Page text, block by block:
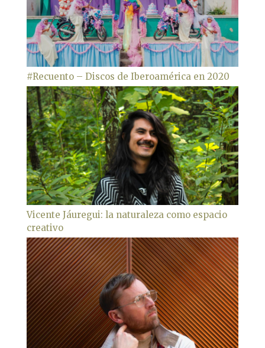
#Recuento – Discos de Iberoamérica en 2020
Vicente Jáuregui: la naturaleza como espacio
creativo